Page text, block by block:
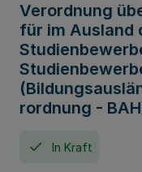
Verordnung
für im Ausland
rordnung -
In Kraft